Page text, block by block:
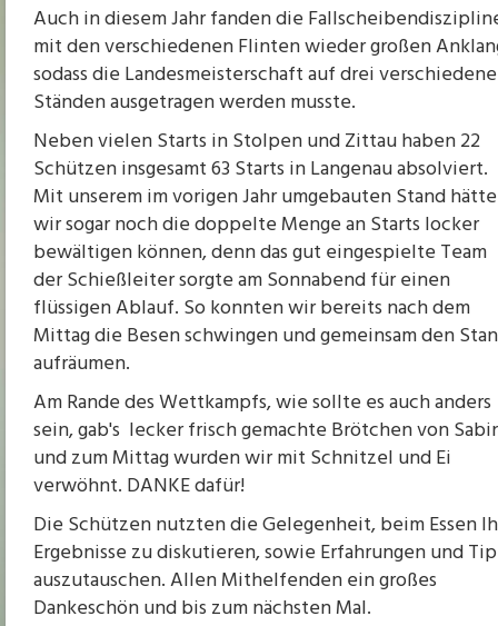
Auch in diesem Jahr fanden die
mit den verschiedenen Flinten wieder großen
sodass die Landesmeisterschaft auf drei
Ständen ausgetragen werden musste.
Neben vielen Starts in Stolpen und Zittau haben 22
Schützen insgesamt 63 Starts in Langenau absolviert.
Mit unserem im vorigen Jahr umgebauten Stand
wir sogar noch die doppelte Menge an Starts locker
bewältigen können, denn das gut eingespielte Team
der Schießleiter sorgte am Sonnabend für einen
flüssigen Ablauf. So konnten wir bereits nach dem
Mittag die Besen schwingen und gemeinsam den
aufräumen.
Am Rande des Wettkampfs, wie sollte es auch anders
sein, gab's lecker frisch gemachte Brötchen von
und zum Mittag wurden wir mit Schnitzel und Ei
verwöhnt. DANKE dafür!
Die Schützen nutzten die Gelegenheit, beim Essen
Ergebnisse zu diskutieren, sowie Erfahrungen und
auszutauschen. Allen Mithelfenden ein großes
Dankeschön und bis zum nächsten Mal.